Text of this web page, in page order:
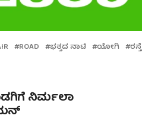
ROAD ಭತ್ತದ ನಾಟಿ ಯೋಗಿ ರಸ್ತೆ
ನಿರ್ಮಲಾ